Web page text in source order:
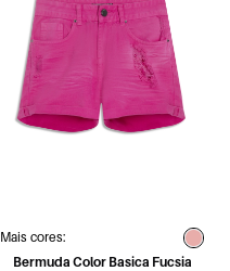
Mais cores:
Bermuda Color Basica Fucsia